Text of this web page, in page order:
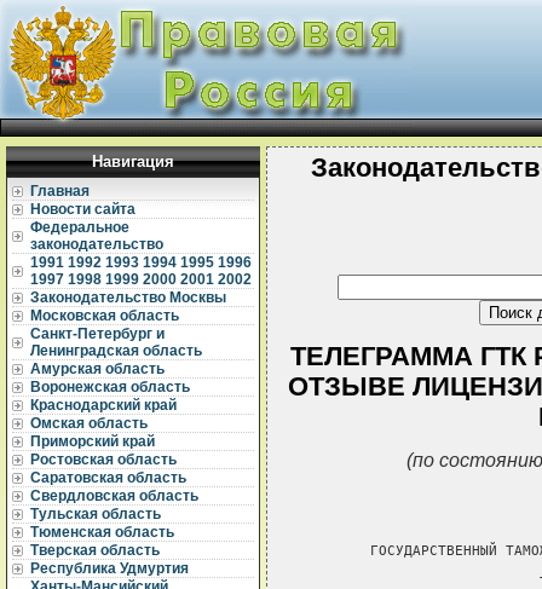
Навигация
Главная
Новости сайта
Федеральное
законодательство
1991 1992 1993 1994 1995 1996
1997 1998 1999 2000 2001 2002
Законодательство Москвы
Московская область
Санкт-Петербург и
Ленинградская область
Амурская область
Воронежская область
Краснодарский край
Омская область
Приморский край
Ростовская область
Саратовская область
Свердловская область
Тульская область
Тюменская область
Тверская область
Республика Удмуртия
ТЕЛЕГРАММА ГТК
ОТЗЫВЕ
(по
ГОСУДАРСТВЕННЫЙ